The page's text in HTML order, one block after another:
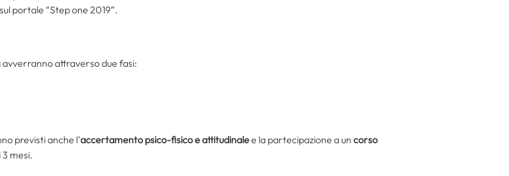
portale “Step one 2019”.
avverranno attraverso due fasi:
previsti anche l’accertamento psico-fisico e attitudinalee la partecipazione a un corso
mesi.